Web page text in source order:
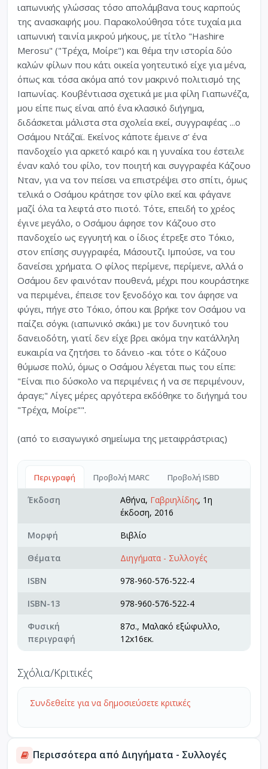
ιαπωνικής γλώσσας τόσο απολάμβανα τους καρπούς
της ανασκαφής μου. Παρακολούθησα τότε τυχαία μια
ιαπωνική ταινία μικρού μήκους, με τίτλο "Hashire
Merosu" ("Τρέχα, Μοίρε") και θέμα την ιστορία δύο
καλών φίλων που κάτι οικεία γοητευτικό είχε για μένα,
όπως και τόσα ακόμα από τον μακρινό πολιτισμό της
Ιαπωνίας. Κουβέντιασα σχετικά με μια φίλη Γιαπωνέζα,
μου είπε πως είναι από ένα κλασικό διήγημα,
διδάσκεται μάλιστα στα σχολεία εκεί, συγγραφέας ...ο
Οσάμου Ντάζαϊ. Εκείνος κάποτε έμεινε σ' ένα
πανδοχείο για αρκετό καιρό και η γυναίκα του έστειλε
έναν καλό του φίλο, τον ποιητή και συγγραφέα Κάζουο
Νταν, για να τον πείσει να επιστρέψει στο σπίτι, όμως
τελικά ο Οσάμου κράτησε τον φίλο εκεί και φάγανε
μαζί όλα τα λεφτά στο πιοτό. Τότε, επειδή το χρέος
έγινε μεγάλο, ο Οσάμου άφησε τον Κάζουο στο
πανδοχείο ως εγγυητή και ο ίδιος έτρεξε στο Τόκιο,
στον επίσης συγγραφέα, Μάσουτζι Ιμπούσε, να του
δανείσει χρήματα. Ο φίλος περίμενε, περίμενε, αλλά ο
Οσάμου δεν φαινόταν πουθενά, μέχρι που κουράστηκε
να περιμένει, έπεισε τον ξενοδόχο και τον άφησε να
φύγει, πήγε στο Τόκιο, όπου και βρήκε τον Οσάμου να
παίζει σόγκι (ιαπωνικό σκάκι) με τον δυνητικό του
δανειοδότη, γιατί δεν είχε βρει ακόμα την κατάλληλη
ευκαιρία να ζητήσει το δάνειο -και τότε ο Κάζουο
θύμωσε πολύ, όμως ο Οσάμου λέγεται πως του είπε:
"Είναι πιο δύσκολο να περιμένεις ή να σε περιμένουν,
άραγε;" Λίγες μέρες αργότερα εκδόθηκε το διήγημά του
"Τρέχα, Μοίρε"".
(από το εισαγωγικό σημείωμα της μεταφράστριας)
Περιγραφή Προβολή MARC Προβολή ISBD
Έκδοση Αθήνα, Γαβριηλίδης, 1η
έκδοση, 2016
Μορφή
Βιβλίο
Θέματα
Διηγήματα - Συλλογές
ISBN
978-960-576-522-4
ISBN-13
978-960-576-522-4
Φυσική
περιγραφή
87σ., Μαλακό εξώφυλλο,
12x16εκ.
Σχόλια/Κριτικές
Συνδεθείτε για να δημοσιεύσετε κριτικές
Περισσότερα από Διηγήματα - Συλλογές